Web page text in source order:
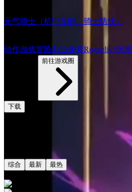
元气骑士（机甲觉醒，骑士防线）
动作游戏冒险射击像素Roguelike玩梗
前往游戏圈
下载
综合 最新 最热